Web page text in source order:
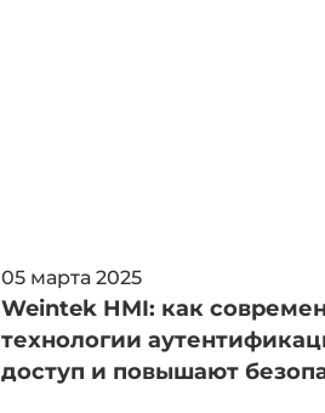
05 марта 2025
Weintek HMI: как
технологии
доступ и повышают